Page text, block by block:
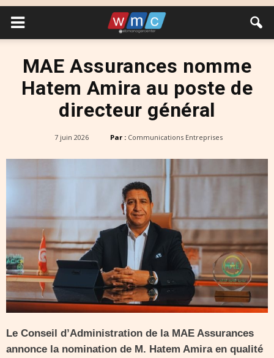
MAE Assurances nomme
Hatem Amira au poste de
directeur général
7 juin 2026 Par : Communications Entreprises
Le Conseil d’Administration de la MAE Assurances
annonce la nomination de M. Hatem Amira en qualité